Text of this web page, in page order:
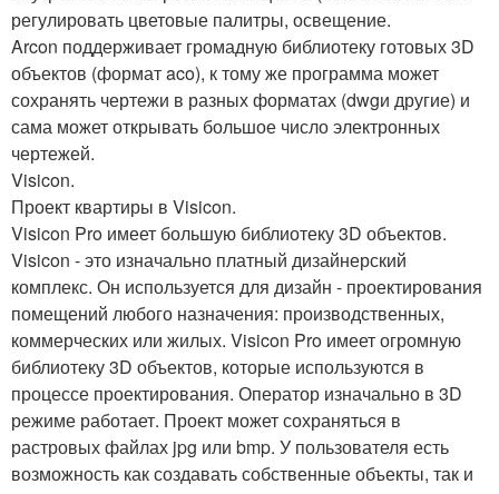
регулировать цветовые палитры, освещение.
Arcon поддерживает громадную библиотеку готовых 3D
объектов (формат aco), к тому же программа может
сохранять чертежи в разных форматах (dwgи другие) и
сама может открывать большое число электронных
чертежей.
Visicon.
Проект квартиры в Visicon.
Visicon Pro имеет большую библиотеку 3D объектов.
Visicon - это изначально платный дизайнерский
комплекс. Он используется для дизайн - проектирования
помещений любого назначения: производственных,
коммерческих или жилых. Visicon Pro имеет огромную
библиотеку 3D объектов, которые используются в
процессе проектирования. Оператор изначально в 3D
режиме работает. Проект может сохраняться в
растровых файлах jpg или bmp. У пользователя есть
возможность как создавать собственные объекты, так и